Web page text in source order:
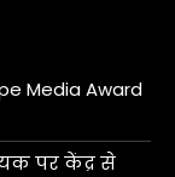
Media Award
पर केंद्र से